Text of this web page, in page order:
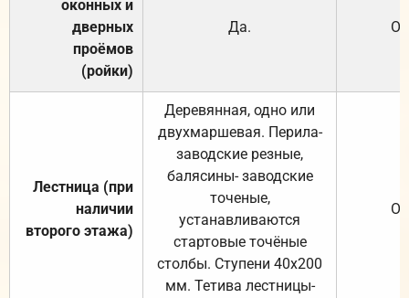
оконных и
дверных
проёмов
(ройки)
Да.
Лестница (при
наличии
второго этажа)
Деревянная, одно или
двухмаршевая. Перила-
заводские резные,
балясины- заводские
точеные,
устанавливаются
стартовые точёные
столбы. Ступени 40х200
мм. Тетива лестницы-